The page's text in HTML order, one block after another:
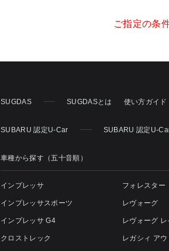
ご指定の条
SUGDAS SUGDASとは 使い方ガイド
SUBARU 認定U-Car SUBARU 認定U-
車種から探す（五十音順）
インプレッサ
インプレッサスポーツ
インプレッサ G4
クロストレック
フォレスター
レヴォーグ
レヴォーグ レ
レガシィ アウ